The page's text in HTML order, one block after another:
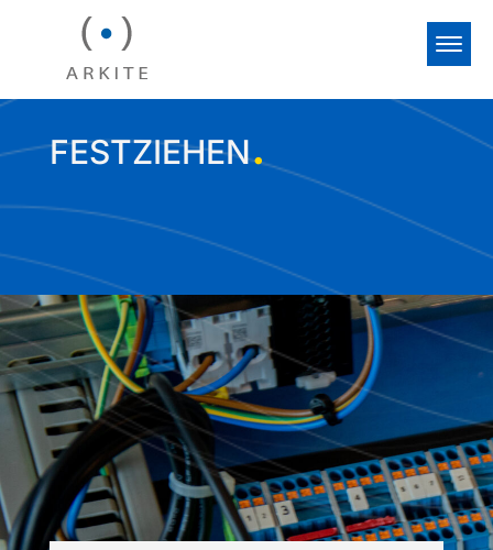
FESTZIEHEN.